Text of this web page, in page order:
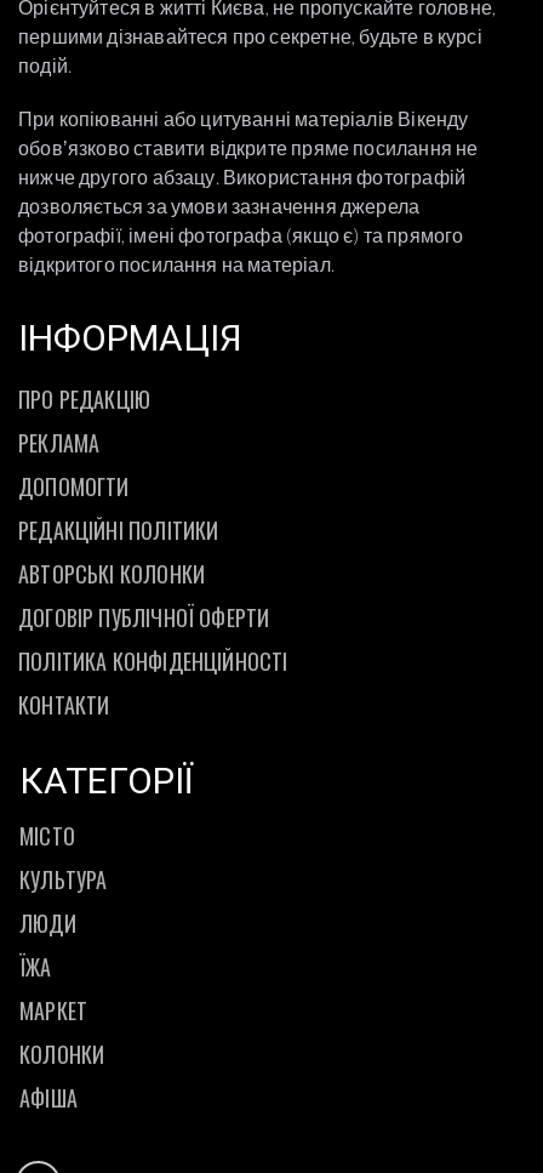
Орієнтуйтеся в житті Києва, не пропускайте головне,
першими дізнавайтеся про секретне, будьте в курсі
подій.
При копіюванні або цитуванні матеріалів Вікенду
обовʼязково ставити відкрите пряме посилання не
нижче другого абзацу. Використання фотографій
дозволяється за умови зазначення джерела
фотографії, імені фотографа (якщо є) та прямого
відкритого посилання на матеріал.
ІНФОРМАЦІЯ
ПРО РЕДАКЦІЮ
РЕКЛАМА
ДОПОМОГТИ
РЕДАКЦІЙНІ ПОЛІТИКИ
АВТОРСЬКІ КОЛОНКИ
ДОГОВІР ПУБЛІЧНОЇ ОФЕРТИ
ПОЛІТИКА КОНФІДЕНЦІЙНОСТІ
КОНТАКТИ
КАТЕГОРІЇ
МІСТО
КУЛЬТУРА
ЛЮДИ
ЇЖА
МАРКЕТ
КОЛОНКИ
АФІША